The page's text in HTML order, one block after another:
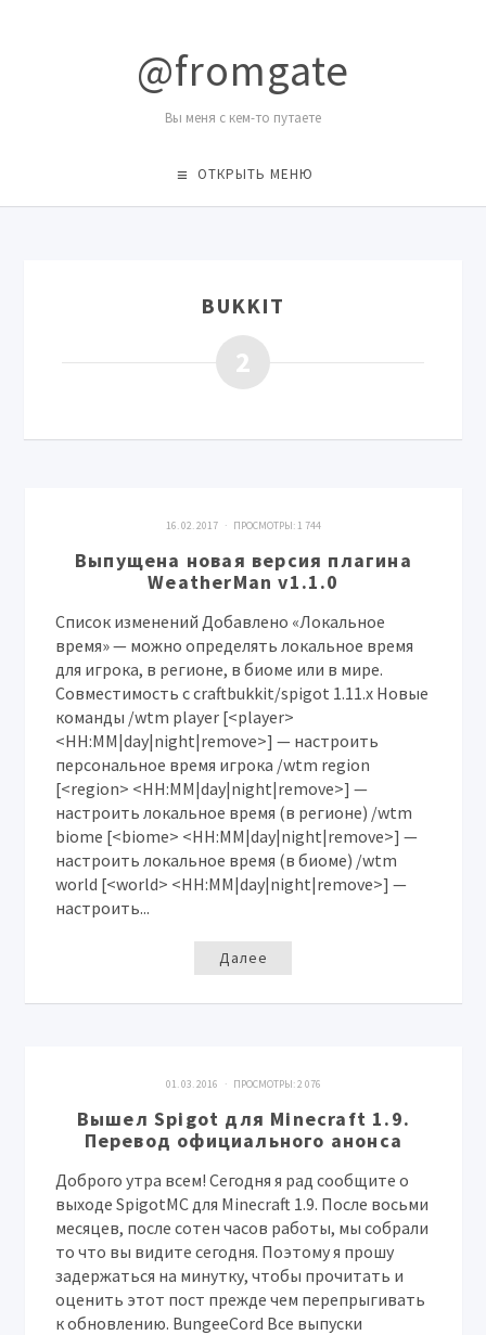
@fromgate
Вы меня с кем-то путаете
ОТКРЫТЬ МЕНЮ
BUKKIT
2
16. 02. 2017 · ПРОСМОТРЫ: 1 744
Выпущена новая версия плагина
WeatherMan v1.1.0
Список изменений Добавлено «Локальное
время» — можно определять локальное время
для игрока, в регионе, в биоме или в мире.
Совместимость с craftbukkit/spigot 1.11.x Новые
команды /wtm player [<player>
<HH:MM|day|night|remove>] — настроить
персональное время игрока /wtm region
[<region> <HH:MM|day|night|remove>] —
настроить локальное время (в регионе) /wtm
biome [<biome> <HH:MM|day|night|remove>] —
настроить локальное время (в биоме) /wtm
world [<world> <HH:MM|day|night|remove>] —
настроить...
Далее
01. 03. 2016 · ПРОСМОТРЫ:2 076
Вышел Spigot для Minecraft 1.9.
Перевод официального анонса
Доброго утра всем! Сегодня я рад сообщите о
выходе SpigotMC для Minecraft 1.9. После восьми
месяцев, после сотен часов работы, мы собрали
то что вы видите сегодня. Поэтому я прошу
задержаться на минутку, чтобы прочитать и
оценить этот пост прежде чем перепрыгивать
к обновлению. BungeeCord Все выпуски